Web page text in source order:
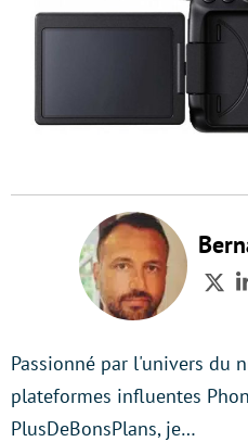
Passionné par l'univers du
plateformes influentes
PlusDeBonsPlans, je…